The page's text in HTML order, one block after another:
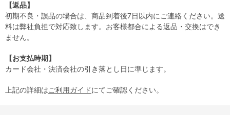
【返品】
初期不良・誤品の場合は、商品到着後7日以内にご連絡ください。送
料は弊社負担で対応致します。お客様都合による返品・交換はでき
ません。
【お支払時期】
カード会社・決済会社の引き落とし日に準じます。
上記の詳細はご利用ガイドにてご確認ください。